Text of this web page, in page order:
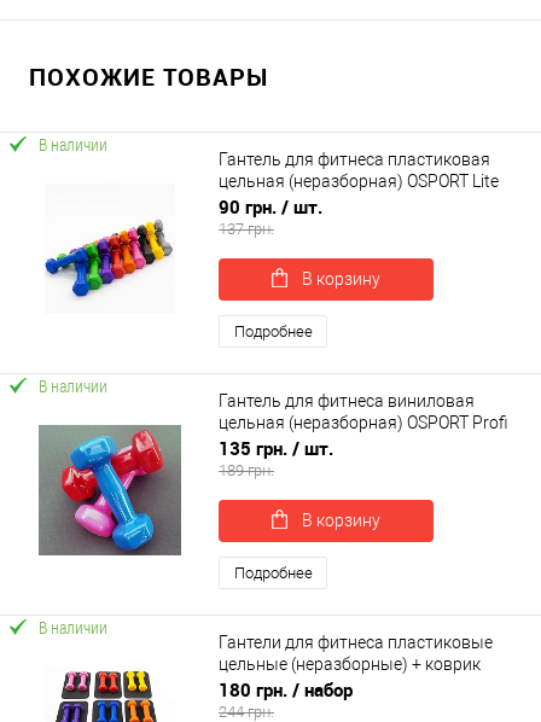
ПОХОЖИЕ ТОВАРЫ
В наличии
Гантель для фитнеса пластиковая
цельная (неразборная) OSPORT Lite
0.5кг (OF-0112)
90 грн. / шт.
137 грн.
В корзину
Подробнее
В наличии
Гантель для фитнеса виниловая
цельная (неразборная) OSPORT Profi
0.5 кг (FI-0105-1)
135 грн. / шт.
189 грн.
В корзину
Подробнее
В наличии
Гантели для фитнеса пластиковые
цельные (неразборные) + коврик
OSPORT Lite 2шт по 0,5 кг (OF-0213)
180 грн. / набор
244 грн.